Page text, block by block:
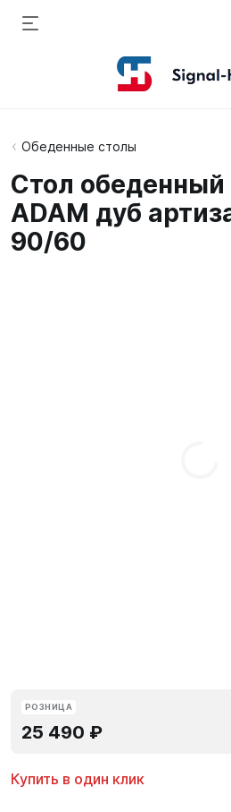
Обеденные столы
Стол обеденный
ADAM дуб
90/60
РОЗНИЦА
25 490 ₽
Купить в один клик